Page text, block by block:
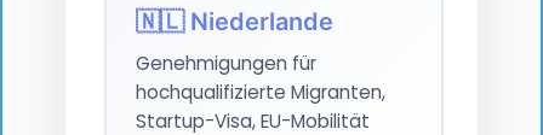
🇳🇱 Niederlande
Genehmigungen für
hochqualifizierte Migranten,
Startup-Visa, EU-Mobilität